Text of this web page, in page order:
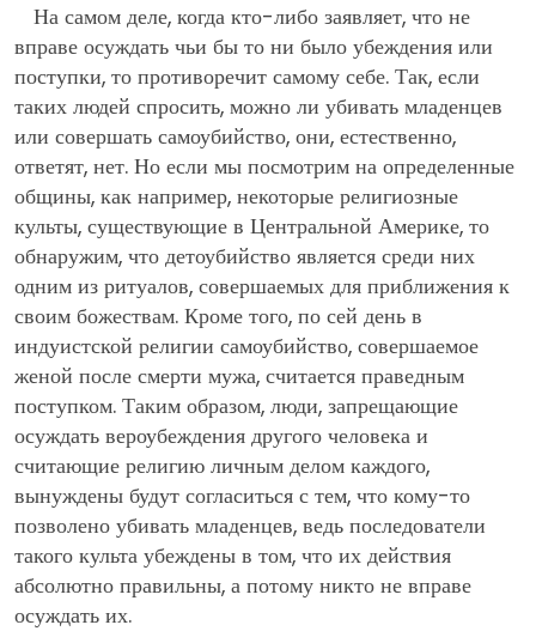
На самом деле, когда кто-либо заявляет, что не
вправе осуждать чьи бы то ни было убеждения или
поступки, то противоречит самому себе. Так, если
таких людей спросить, можно ли убивать младенцев
или совершать самоубийство, они, естественно,
ответят, нет. Но если мы посмотрим на определенные
общины, как например, некоторые религиозные
культы, существующие в Центральной Америке, то
обнаружим, что детоубийство является среди них
одним из ритуалов, совершаемых для приближения к
своим божествам. Кроме того, по сей день в
индуистской религии самоубийство, совершаемое
женой после смерти мужа, считается праведным
поступком. Таким образом, люди, запрещающие
осуждать вероубеждения другого человека и
считающие религию личным делом каждого,
вынуждены будут согласиться с тем, что кому-то
позволено убивать младенцев, ведь последователи
такого культа убеждены в том, что их действия
абсолютно правильны, а потому никто не вправе
осуждать их.